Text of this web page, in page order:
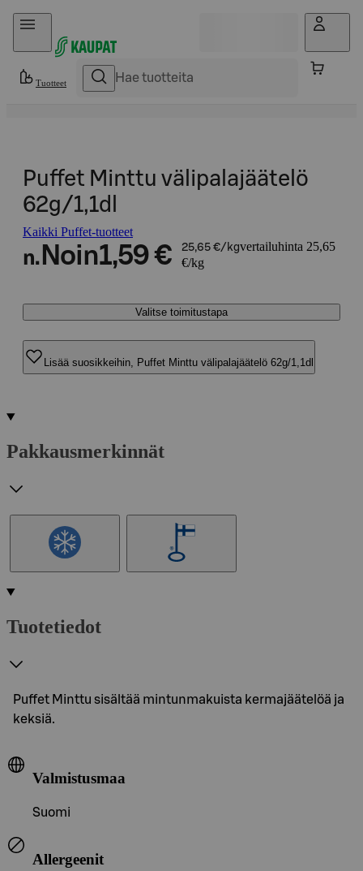
Hyppää sisältöön
Tuotteet
Puffet Minttu välipalajäätelö
62g/1,1dl
Kaikki Puffet-tuotteet
n. Noin1,59 € 25,65 €/kgvertailuhinta 25,65
€/kg
Valitse toimitustapa
Lisää suosikkeihin, Puffet Minttu välipalajäätelö 62g/1,1dl
Pakkausmerkinnät
Tuotetiedot
Puffet Minttu sisältää mintunmakuista kermajäätelöä ja
keksiä.
Valmistusmaa
Suomi
Allergeenit